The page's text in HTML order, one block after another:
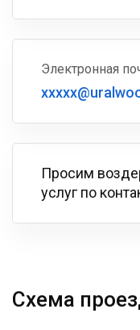
Электронная
Просим
услуг по
Схема